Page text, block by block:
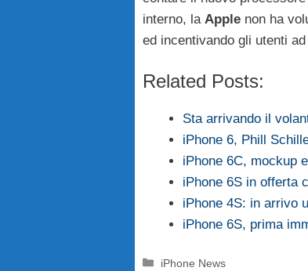
interno, la Apple non ha
ed incentivando gli utenti
Related Posts:
Sta arrivando il
iPhone 6, Phill
iPhone 6C, mockup
iPhone 6S in offerta
iPhone 4S: in arrivo
iPhone 6S, prima
Categorie
iPhone News